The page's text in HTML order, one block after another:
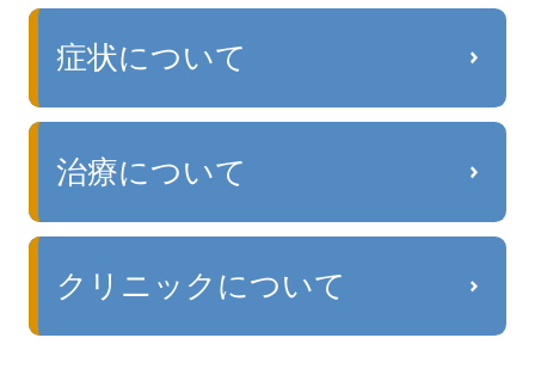
症状について
治療について
クリニックについて